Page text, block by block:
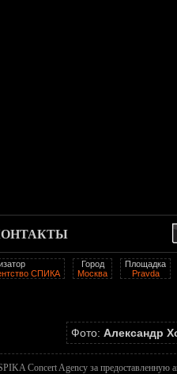
Площадка
Pravda
Город
Москва
СПИКА
Фото: Александр
Concert Agency за предоставленную